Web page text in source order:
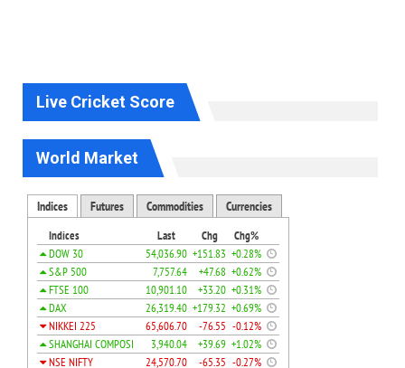
Live Cricket Score
World Market